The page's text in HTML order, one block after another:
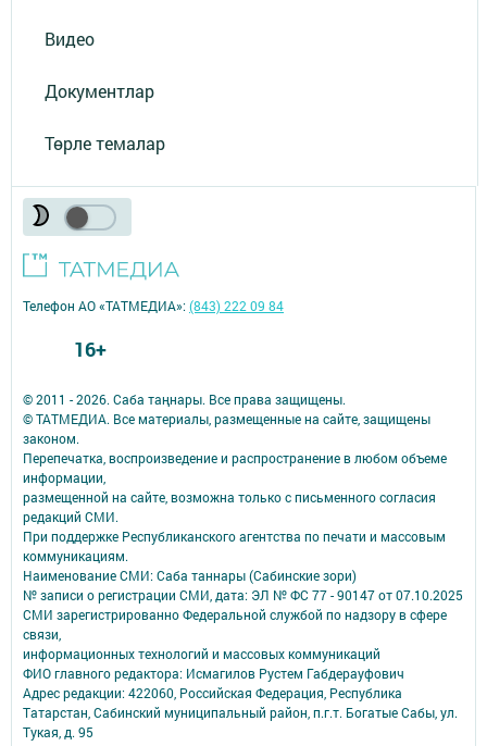
Видео
Документлар
Төрле темалар
© 2011 - 2026. Саба таңнары. Все права защищены.
© ТАТМЕДИА. Все материалы, размещенные на сайте, защищены
законом.
Перепечатка, воспроизведение и распространение в любом объеме
информации,
размещенной на сайте, возможна только с письменного согласия
редакций СМИ.
При поддержке Республиканского агентства по печати и массовым
коммуникациям.
Наименование СМИ: Саба таннары (Сабинские зори)
№ записи о регистрации СМИ, дата: ЭЛ № ФС 77 - 90147 от 07.10.2025
СМИ зарегистрированно Федеральной службой по надзору в сфере
связи,
информационных технологий и массовых коммуникаций
ФИО главного редактора: Исмагилов Рустем Габдерауфович
Адрес редакции: 422060, Российская Федерация, Республика
Татарстан, Сабинский муниципальный район, п.г.т. Богатые Сабы, ул.
Тукая, д. 95
Телефон АО «ТАТМЕДИА»:(843) 222 09 84
16+